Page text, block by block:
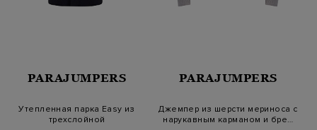
PARAJUMPERS
Утепленная парка Easy из
трехслойной
PARAJUMPERS
Джемпер из шерсти мериноса с
нарукавным карманом и бре…